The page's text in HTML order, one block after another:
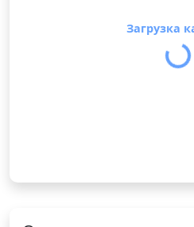
Загрузка